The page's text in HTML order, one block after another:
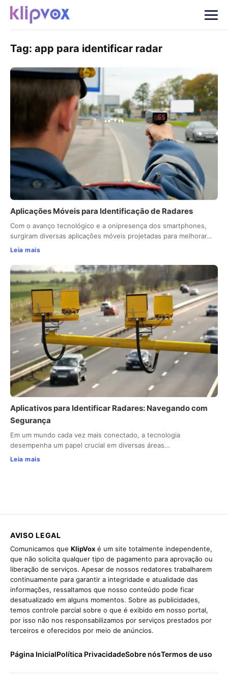
Tag: app para identificar radar
Aplicações Móveis para Identificação de Radares
Com o avanço tecnológico e a onipresença dos smartphones,
surgiram diversas aplicações móveis projetadas para melhorar…
Leia mais
Aplicativos para Identificar Radares: Navegando com
Segurança
Em um mundo cada vez mais conectado, a tecnologia
desempenha um papel crucial em diversas áreas…
Leia mais
AVISO LEGAL
Comunicamos que KlipVox é um site totalmente independente,
que não solicita qualquer tipo de pagamento para aprovação ou
liberação de serviços. Apesar de nossos redatores trabalharem
continuamente para garantir a integridade e atualidade das
informações, ressaltamos que nosso conteúdo pode ficar
desatualizado em alguns momentos. Sobre as publicidades,
temos controle parcial sobre o que é exibido em nosso portal,
por isso não nos responsabilizamos por serviços prestados por
terceiros e oferecidos por meio de anúncios.
Página InicialPolítica PrivacidadeSobre nósTermos de uso